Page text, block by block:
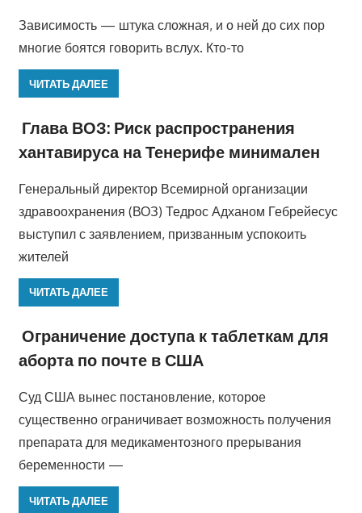
Зависимость — штука сложная, и о ней до сих пор
многие боятся говорить вслух. Кто-то
ЧИТАТЬ ДАЛЕЕ
Глава ВОЗ: Риск распространения
хантавируса на Тенерифе минимален
Генеральный директор Всемирной организации
здравоохранения (ВОЗ) Тедрос Адханом Гебрейесус
выступил с заявлением, призванным успокоить
жителей
ЧИТАТЬ ДАЛЕЕ
Ограничение доступа к таблеткам для
аборта по почте в США
Суд США вынес постановление, которое
существенно ограничивает возможность получения
препарата для медикаментозного прерывания
беременности —
ЧИТАТЬ ДАЛЕЕ